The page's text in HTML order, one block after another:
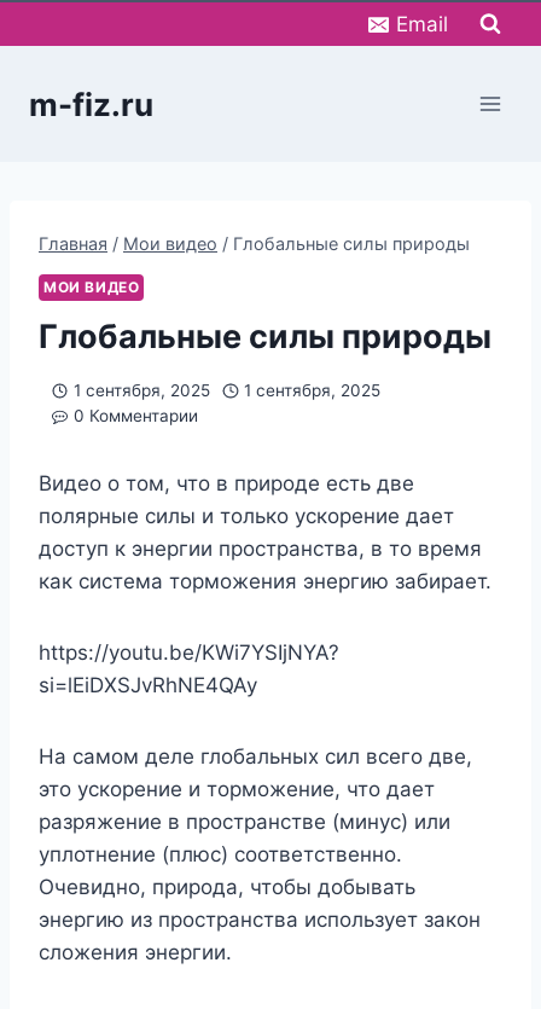
к
Email
m-fiz.ru
Главная / Мои видео / Глобальные силы природы
МОИ ВИДЕО
Глобальные силы природы
1 сентября, 2025
1 сентября, 2025
0 Комментарии
Видео о том, что в природе есть две
полярные силы и только ускорение дает
доступ к энергии пространства, в то время
как система торможения энергию забирает.
https://youtu.be/KWi7YSIjNYA?
si=lEiDXSJvRhNE4QAy
На самом деле глобальных сил всего две,
это ускорение и торможение, что дает
разряжение в пространстве (минус) или
уплотнение (плюс) соответственно.
Очевидно, природа, чтобы добывать
энергию из пространства использует закон
сложения энергии.